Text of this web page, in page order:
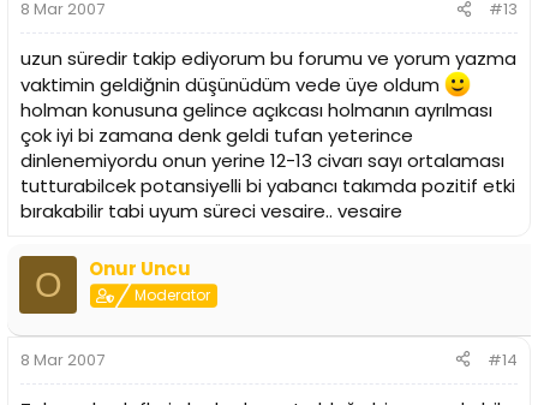
8 Mar 2007 #13
uzun süredir takip ediyorum bu forumu ve yorum yazma
vaktimin geldiğnin düşünüdüm vede üye oldum
holman konusuna gelince açıkcası holmanın ayrılması
çok iyi bi zamana denk geldi tufan yeterince
dinlenemiyordu onun yerine 12-13 civarı sayı ortalaması
tutturabilcek potansiyelli bi yabancı takımda pozitif etki
bırakabilir tabi uyum süreci vesaire.. vesaire
O Onur Uncu
Moderator
8 Mar 2007 #14